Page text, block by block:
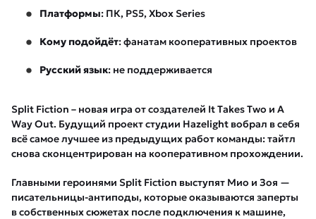
Платформы: ПК, PS5, Xbox Series
Кому подойдёт: фанатам кооперативных проектов
Русский язык: не поддерживается
Split Fiction – новая игра от создателей It Takes Two и A
Way Out. Будущий проект студии Hazelight вобрал в себя
всё самое лучшее из предыдущих работ команды: тайтл
снова сконцентрирован на кооперативном прохождении.
Главными героинями Split Fiction выступят Мио и Зоя —
писательницы-антиподы, которые оказываются заперты
в собственных сюжетах после подключения к машине,